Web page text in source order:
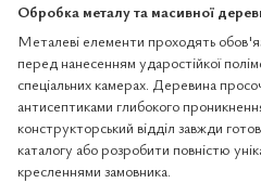
Обробка металу та масивної
Металеві елементи проходять
перед нанесенням ударостійкої
спеціальних камерах. Деревина
антисептиками глибокого
конструкторський відділ завжди
каталогу або розробити повністю
кресленнями замовника.